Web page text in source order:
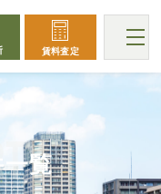
賃料査定
一覧